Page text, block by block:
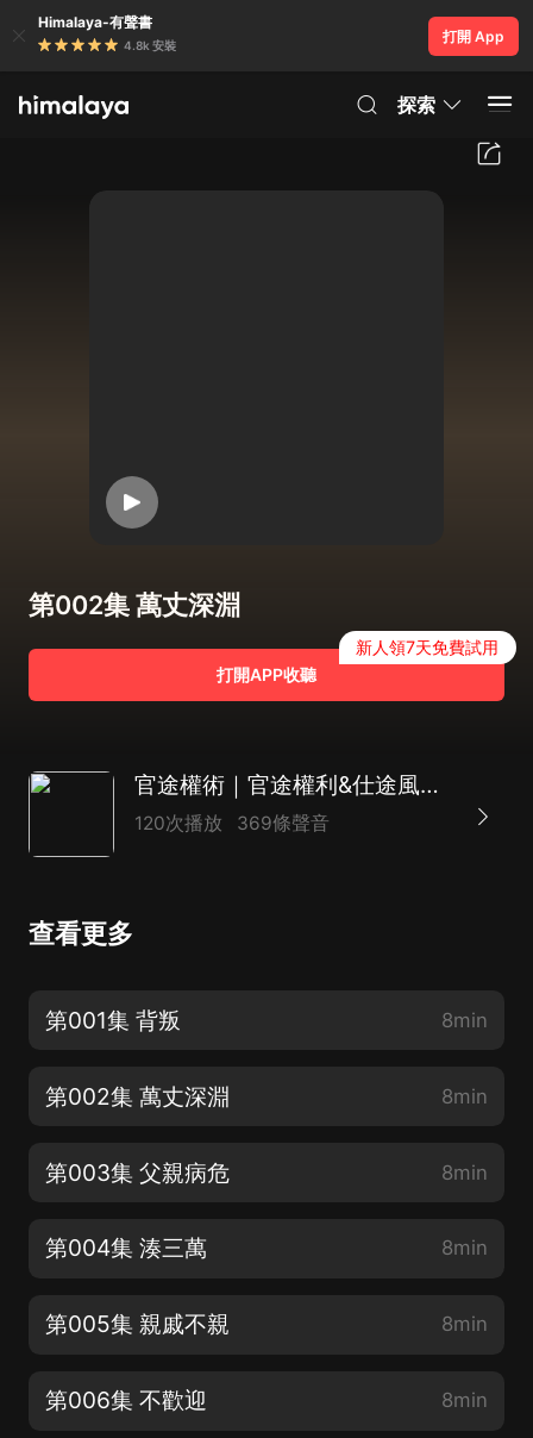
Himalaya-有聲書
4.8k 安裝
打開 App
探索
第002集 萬丈深淵
打開APP收聽
新人領7天免費試用
官途權術｜官途權利&仕途風流｜權利巔峰
120次播放 369條聲音
查看更多
第001集 背叛 8min
第002集 萬丈深淵 8min
第003集 父親病危 8min
第004集 湊三萬 8min
第005集 親戚不親 8min
第006集 不歡迎 8min